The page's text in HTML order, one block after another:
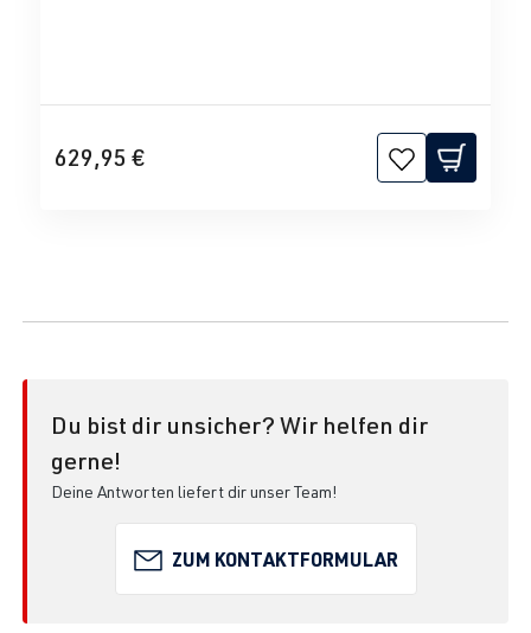
629,95 €
Du bist dir unsicher? Wir helfen dir
gerne!
Deine Antworten liefert dir unser Team!
ZUM KONTAKTFORMULAR